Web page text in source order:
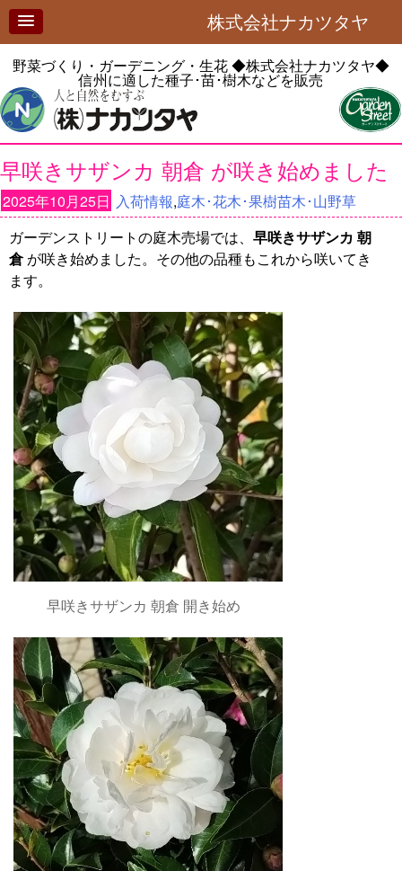
株式会社ナカツタヤ
野菜づくり・ガーデニング・生花◆株式会社ナカツタヤ◆
信州に適した種子･苗･樹木などを販売
早咲きサザンカ 朝倉 が咲き始めました
2025年10月25日 入荷情報,庭木･花木･果樹苗木･山野草
ガーデンストリートの庭木売場では、 早咲きサザンカ 朝
倉が咲き始めました。その他の品種もこれから咲いてき
ます。
早咲きサザンカ 朝倉 開き始め